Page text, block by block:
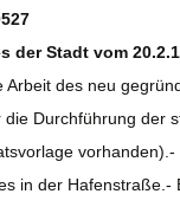
der Stadt vom
Arbeit des neu
Durchführung der
in der